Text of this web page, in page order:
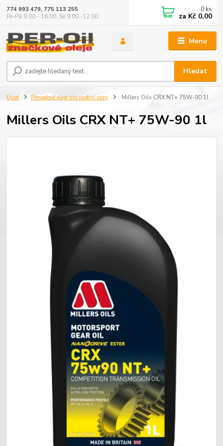
Menu
Hledat
774 993 479, 775 113 255
Po-Pá 9.00 - 16.00, So 9.00 -12.00
0 ks
za Kč 0,00
Úvod Převodové oleje pro osobní vozy Millers Oils CRX NT+ 75W-90 1l
Millers Oils CRX NT+ 75W-90 1l